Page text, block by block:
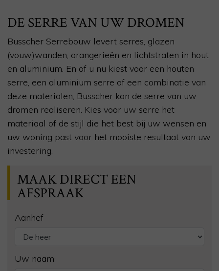
DE SERRE VAN UW DROMEN
Busscher Serrebouw levert serres, glazen
(vouw)wanden, orangerieën en lichtstraten in hout
en aluminium. En of u nu kiest voor een houten
serre, een aluminium serre of een combinatie van
deze materialen, Busscher kan de serre van uw
dromen realiseren. Kies voor uw serre het
materiaal of de stijl die het best bij uw wensen en
uw woning past voor het mooiste resultaat van uw
investering.
MAAK DIRECT EEN
AFSPRAAK
Aanhef
Uw naam